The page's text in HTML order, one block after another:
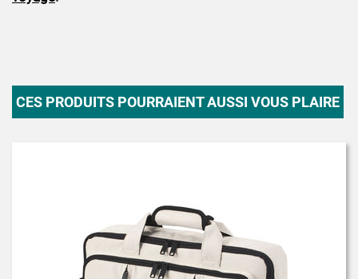
CES PRODUITS POURRAIENT AUSSI VOUS PLAIRE